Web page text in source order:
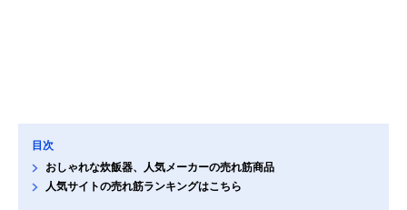
目次
おしゃれな炊飯器、人気メーカーの売れ筋商品
人気サイトの売れ筋ランキングはこちら